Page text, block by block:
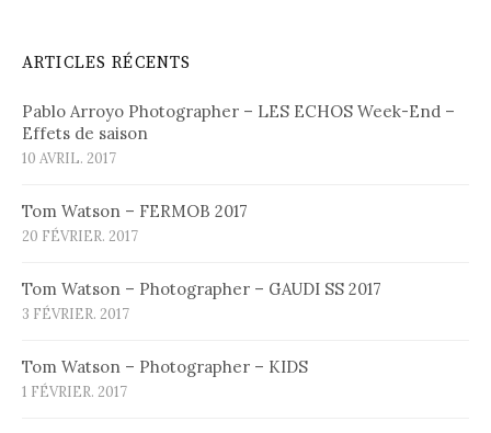
ARTICLES RÉCENTS
Pablo Arroyo Photographer – LES ECHOS Week-End –
Effets de saison
10 AVRIL. 2017
Tom Watson – FERMOB 2017
20 FÉVRIER. 2017
Tom Watson – Photographer – GAUDI SS 2017
3 FÉVRIER. 2017
Tom Watson – Photographer – KIDS
1 FÉVRIER. 2017